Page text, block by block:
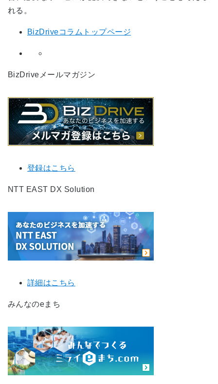
れる。
BizDriveコラムトップページ
BizDriveメールマガジン
登録はこちら
NTT EAST DX Solution
詳細はこちら
みんなのeまち